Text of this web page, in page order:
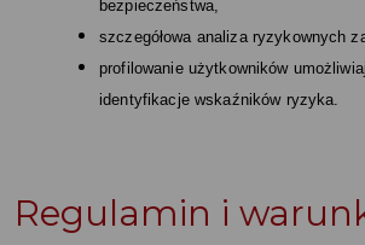
bezpieczeństwa,
szczegółowa analiza ryzykownych
profilowanie użytkowników
identyfikacje wskaźników ryzyka.
Regulamin i